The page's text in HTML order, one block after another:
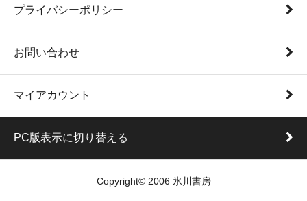
プライバシーポリシー
お問い合わせ
マイアカウント
PC版表示に切り替える
Copyright© 2006 氷川書房